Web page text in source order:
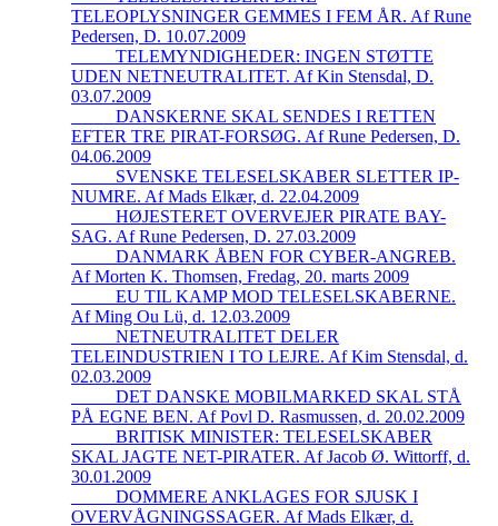
TELEOPLYSNINGER GEMMES I FEM ÅR. Af Rune
Pedersen, D. 10.07.2009
_____TELEMYNDIGHEDER: INGEN STØTTE
UDEN NETNEUTRALITET. Af Kin Stensdal, D.
03.07.2009
_____DANSKERNE SKAL SENDES I RETTEN
EFTER TRE PIRAT-FORSØG. Af Rune Pedersen, D.
04.06.2009
_____SVENSKE TELESELSKABER SLETTER IP-
NUMRE. Af Mads Elkær, d. 22.04.2009
_____HØJESTERET OVERVEJER PIRATE BAY-
SAG. Af Rune Pedersen, D. 27.03.2009
_____DANMARK ÅBEN FOR CYBER-ANGREB.
Af Morten K. Thomsen, Fredag, 20. marts 2009
_____EU TIL KAMP MOD TELESELSKABERNE.
Af Ming Ou Lü, d. 12.03.2009
_____NETNEUTRALITET DELER
TELEINDUSTRIEN I TO LEJRE. Af Kim Stensdal, d.
02.03.2009
_____DET DANSKE MOBILMARKED SKAL STÅ
PÅ EGNE BEN. Af Povl D. Rasmussen, d. 20.02.2009
_____BRITISK MINISTER: TELESELSKABER
SKAL JAGTE NET-PIRATER. Af Jacob Ø. Wittorff, d.
30.01.2009
_____DOMMERE ANKLAGES FOR SJUSK I
OVERVÅGNINGSSAGER. Af Mads Elkær, d.